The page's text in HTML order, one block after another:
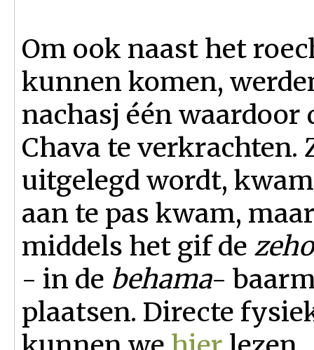
Om ook naast het
kunnen komen,
nachasj één waardoor
Chava te verkrachten.
uitgelegd wordt,
aan te pas kwam,
middels het gif de
- in de behama-
plaatsen. Directe